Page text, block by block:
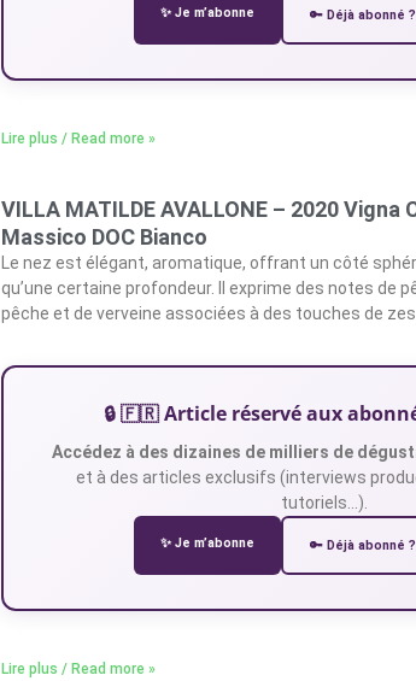
✨ Je m’abonne 🔑 Déjà abonné
Lire plus / Read more »
VILLA MATILDE AVALLONE – 2020 Vigna
Massico DOC Bianco
Le nez est élégant, aromatique, offrant un côté
qu’une certaine profondeur. Il exprime des notes de
pêche et de verveine associées à des touches de
🔒 🇫🇷 Article réservé aux
Accédez à des dizaines de milliers de
et à des articles exclusifs (interviews
tutoriels…).
✨ Je m’abonne 🔑 Déjà abonné
Lire plus / Read more »